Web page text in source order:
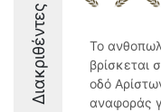
Διακριθέντες
Το
βρίσκεται
οδό
αναφοράς